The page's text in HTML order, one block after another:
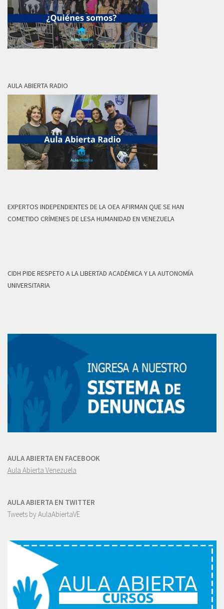
AULA ABIERTA RADIO
EXPERTOS INDEPENDIENTES DE LA OEA AFIRMAN QUE SE HAN
COMETIDO CRÍMENES DE LESA HUMANIDAD EN VENEZUELA
CIDH PIDE RESPETO A LA LIBERTAD ACADÉMICA Y LA AUTONOMÍA
UNIVERSITARIA
AULA ABIERTA EN FACEBOOK
Aula Abierta Venezuela
AULA ABIERTA EN TWITTER
Tweets by AulaAbiertaVE